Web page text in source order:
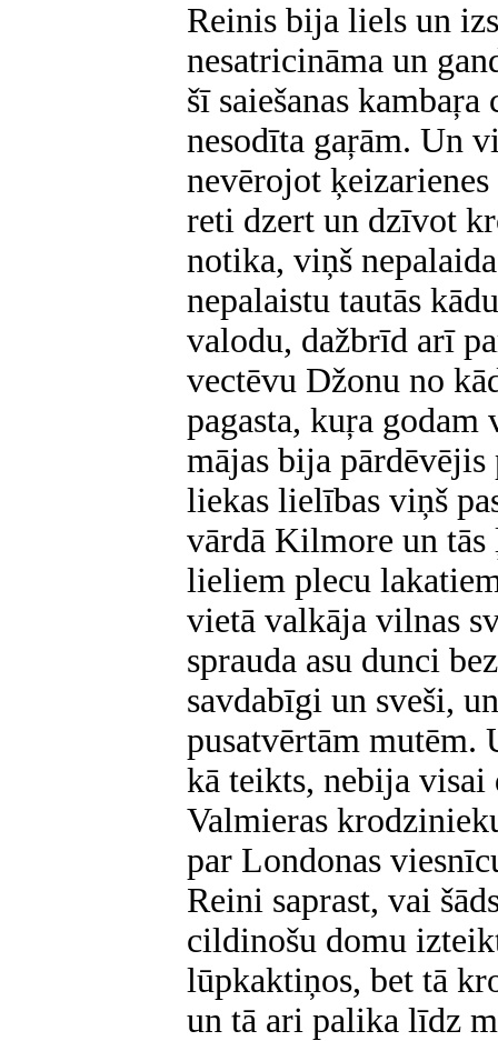
Reinis bija liels un
nesatricināma un
šī saiešanas
nesodīta gaŗām. Un
nevērojot
reti dzert un dzīvot
notika, viņš
nepalaistu tautās
valodu, dažbrīd arī
vectēvu Džonu no
pagasta, kuŗa godam
mājas bija
liekas lielības viņš
vārdā Kilmore un
lieliem plecu
vietā valkāja vilnas
sprauda asu dunci
savdabīgi un sveši,
pusatvērtām mutēm.
kā teikts, nebija visai
Valmieras
par Londonas
Reini saprast, vai
cildinošu domu
lūpkaktiņos, bet tā
un tā ari palika līdz